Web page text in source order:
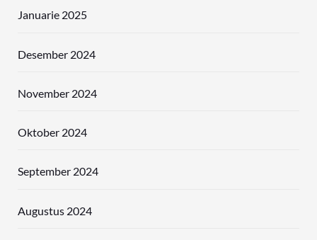
Januarie 2025
Desember 2024
November 2024
Oktober 2024
September 2024
Augustus 2024